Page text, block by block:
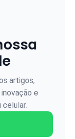
artigos,
e